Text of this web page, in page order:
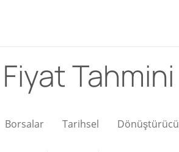
Fiyat Tahmini
Borsalar Tarihsel Dönüştürücü